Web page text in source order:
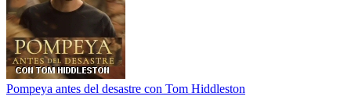
Pompeya antes del desastre con Tom Hiddleston